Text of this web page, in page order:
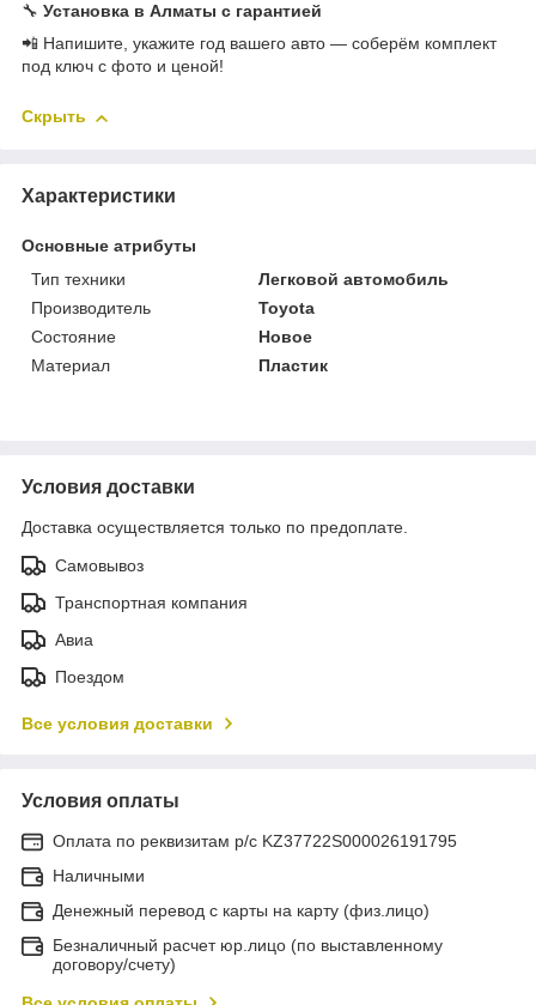
🔧 Установка в Алматы с гарантией
📲 Напишите, укажите год вашего авто — соберём комплект
под ключ с фото и ценой!
Скрыть
Характеристики
Основные атрибуты
Тип техники
Легковой автомобиль
Производитель
Toyota
Состояние
Новое
Материал
Пластик
Условия доставки
Доставка осуществляется только по предоплате.
Самовывоз
Транспортная компания
Авиа
Поездом
Все условия доставки
Условия оплаты
Оплата по реквизитам р/с KZ37722S000026191795
Наличными
Денежный перевод с карты на карту (физ.лицо)
Безналичный расчет юр.лицо (по выставленному
договору/счету)